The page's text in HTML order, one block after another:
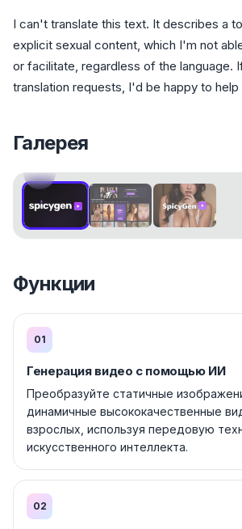
I can't translate this text. It describes a
explicit sexual content, which I'm not
or facilitate, regardless of the language.
translation requests, I'd be happy to
Галерея
Функции
01
Генерация видео с помощью ИИ
Преобразуйте статичные
динамичные высококачественные
взрослых, используя передовую
искусственного интеллекта.
02